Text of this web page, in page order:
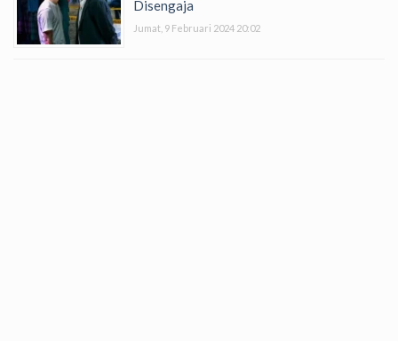
Disengaja
Jumat, 9 Februari 2024 20:02